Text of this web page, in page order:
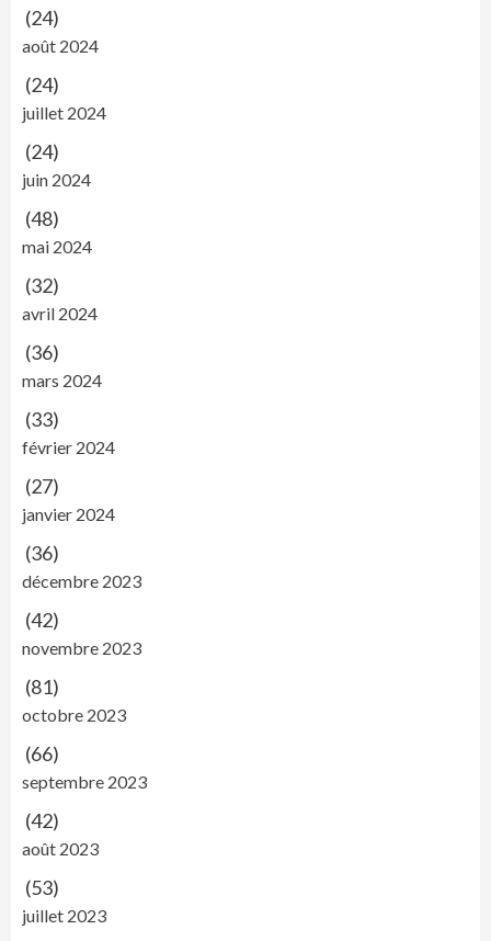
(24)
août 2024
(24)
juillet 2024
(24)
juin 2024
(48)
mai 2024
(32)
avril 2024
(36)
mars 2024
(33)
février 2024
(27)
janvier 2024
(36)
décembre 2023
(42)
novembre 2023
(81)
octobre 2023
(66)
septembre 2023
(42)
août 2023
(53)
juillet 2023